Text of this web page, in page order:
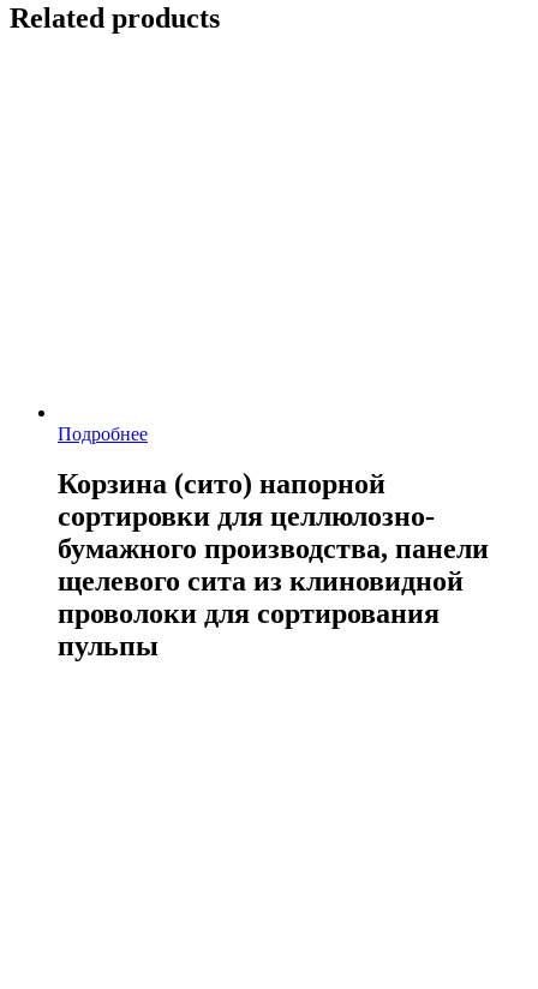
Related products
Подробнее
Корзина (сито) напорной
сортировки для целлюлозно-
бумажного производства, панели
щелевого сита из клиновидной
проволоки для сортирования
пульпы